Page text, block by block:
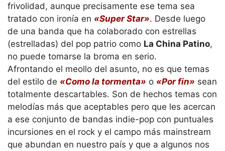
frivolidad, aunque precisamente ese tema sea
tratado con ironía en «Super Star». Desde luego
de una banda que ha colaborado con estrellas
(estrelladas) del pop patrio como La China Patino,
no puede tomarse la broma en serio.
Afrontando el meollo del asunto, no es que temas
del estilo de «Como la tormenta» o «Por fin» sean
totalmente descartables. Son de hechos temas con
melodías más que aceptables pero que les acercan
a ese conjunto de bandas indie-pop con puntuales
incursiones en el rock y el campo más mainstream
que abundan en nuestro país y que a algunos nos